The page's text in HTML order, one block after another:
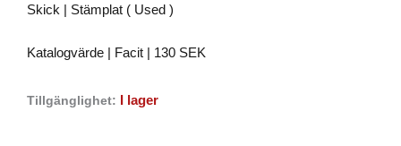
Skick | Stämplat ( Used )
Katalogvärde | Facit | 130 SEK
Tillgänglighet: I lager